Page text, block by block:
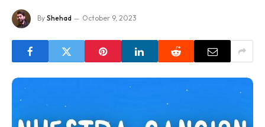
By Shehad October 9, 2023